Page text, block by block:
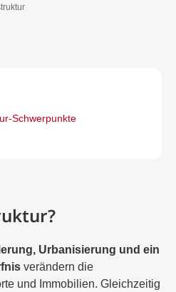
Schwerpunkte
Urbanisierung und ein
verändern die
und Immobilien. Gleichzeitig